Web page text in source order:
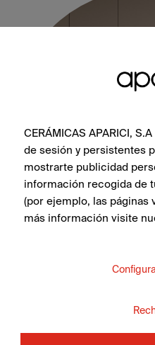
Illusion Brass Lappato
CERÁMICAS APARICI,
de sesión y persistentes
mostrarte publicidad
información recogida de
(por ejemplo, las páginas
más información visite